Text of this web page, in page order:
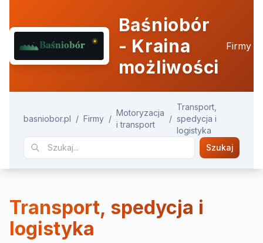
Baśniobór
- Kraina
możliwości
Firmy
basniobor.pl / Firmy /
Motoryzacja
i transport
/
Transport,
spedycja i
logistyka
Szukaj
Transport, spedycja i
logistyka